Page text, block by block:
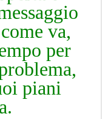
va,
per
piani